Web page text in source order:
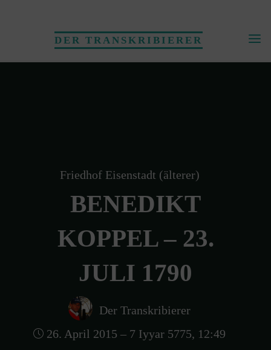
DER TRANSKRIBIERER
Friedhof Eisenstadt (älterer)
BENEDIKT
KOPPEL – 23.
JULI 1790
Der Transkribierer
26. April 2015 – 7 Iyyar 5775, 12:49